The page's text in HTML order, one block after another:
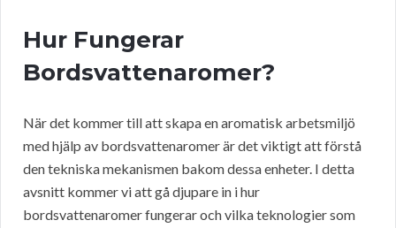
Hur Fungerar
Bordsvattenaromer?
När det kommer till att skapa en aromatisk arbetsmiljö
med hjälp av bordsvattenaromer är det viktigt att förstå
den tekniska mekanismen bakom dessa enheter. I detta
avsnitt kommer vi att gå djupare in i hur
bordsvattenaromer fungerar och vilka teknologier som